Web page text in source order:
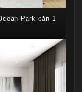
Park căn 1